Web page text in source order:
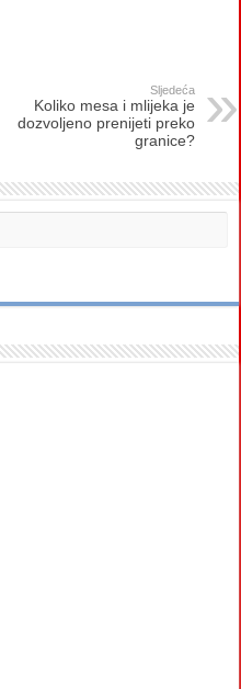
Sljedeća
Koliko mesa i mlijeka je
dozvoljeno prenijeti preko
granice?